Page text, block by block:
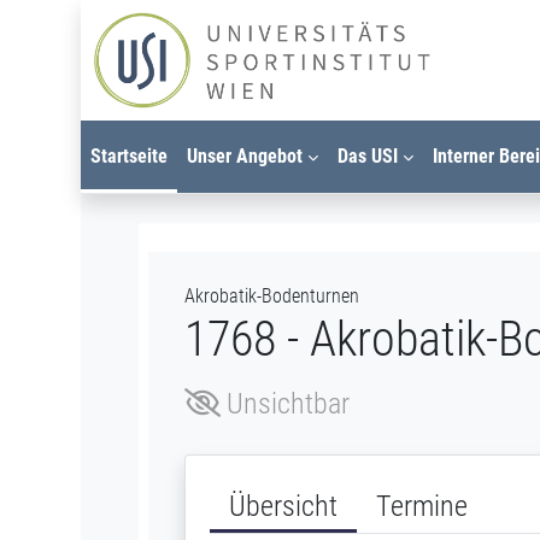
Zum Hauptinhalt
Startseite Unser Angebot Das USI Interner
Akrobatik-Bodenturnen
1768 - Akrobatik-
Unsichtbar
Übersicht Termine